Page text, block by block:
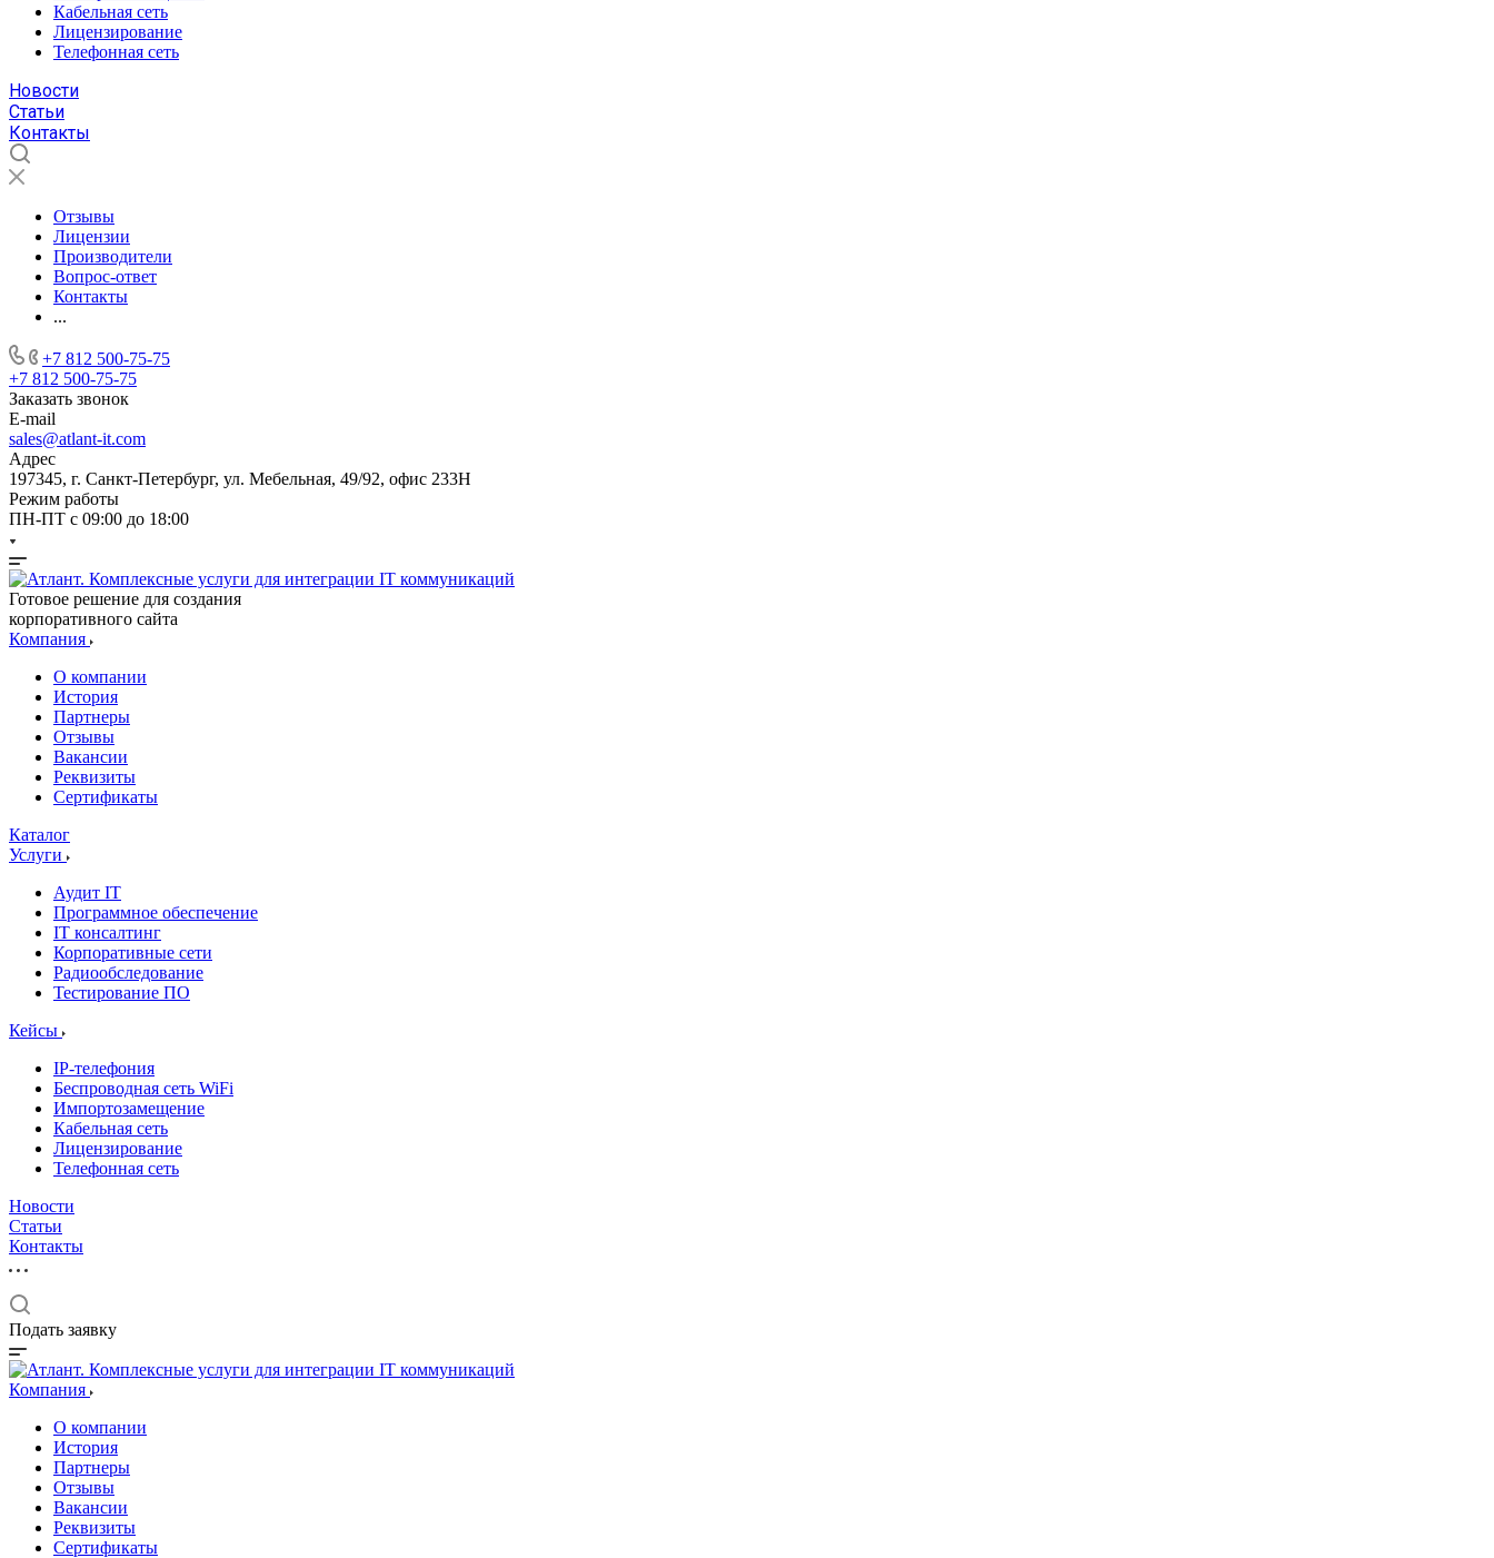
Кабельная сеть
Лицензирование
Телефонная сеть
Новости
Статьи
Контакты
Отзывы
Лицензии
Производители
Вопрос-ответ
Контакты
...
+7 812 500-75-75
+7 812 500-75-75
Заказать звонок
E-mail
sales@atlant-it.com
Адрес
197345, г. Санкт-Петербург, ул. Мебельная, 49/92, офис 233Н
Режим работы
ПН-ПТ с 09:00 до 18:00
Готовое решение для создания
корпоративного сайта
Компания
О компании
История
Партнеры
Отзывы
Вакансии
Реквизиты
Сертификаты
Каталог
Услуги
Аудит IT
Программное обеспечение
IT консалтинг
Корпоративные сети
Радиообследование
Тестирование ПО
Кейсы
IP-телефония
Беспроводная сеть WiFi
Импортозамещение
Кабельная сеть
Лицензирование
Телефонная сеть
Новости
Статьи
Контакты
Подать заявку
Компания
О компании
История
Партнеры
Отзывы
Вакансии
Реквизиты
Сертификаты